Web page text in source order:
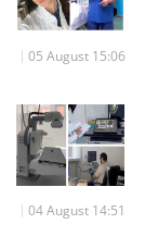
05 August 15:06
04 August 14:51